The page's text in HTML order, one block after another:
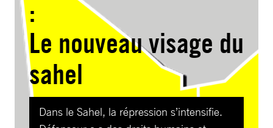
:
Le nouveau visage du
sahel
Dans le Sahel, la répression s’intensifie.